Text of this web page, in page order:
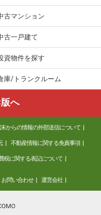
古マンション
古一戸建て
資物件を探す
庫/トランクルーム
へ
からの情報の外部送信について
不動産情報に関する免責事項
税に関する表記について
お問い合わせ 運営会社